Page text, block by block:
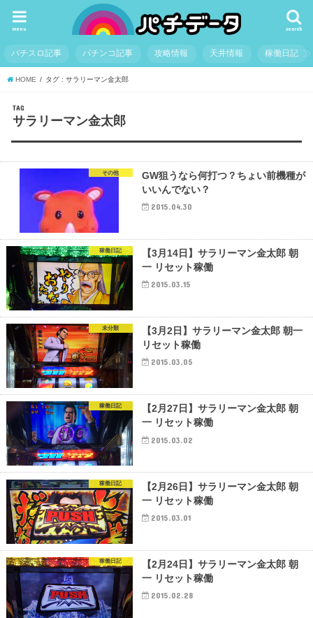
search
menu
パチスロ記事 パチンコ記事 攻略情報 天井情報 稼働日記
HOME タグ : サラリーマン金太郎
TAG
サラリーマン金太郎
その他
GW狙うなら何打つ？ちょい前機種が
いいんでない？
2015.04.30
稼働日記
【3月14日】サラリーマン金太郎 朝
一 リセット稼働
2015.03.15
未分類
【3月2日】サラリーマン金太郎 朝一
リセット稼働
2015.03.05
稼働日記
【2月27日】サラリーマン金太郎 朝
一 リセット稼働
2015.03.02
稼働日記
【2月26日】サラリーマン金太郎 朝
一 リセット稼働
2015.03.01
稼働日記
【2月24日】サラリーマン金太郎 朝
一 リセット稼働
2015.02.28